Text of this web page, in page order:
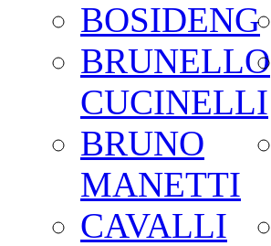
BOSIDENG
BRUNELLO
CUCINELLI
BRUNO
MANETTI
CAVALLI